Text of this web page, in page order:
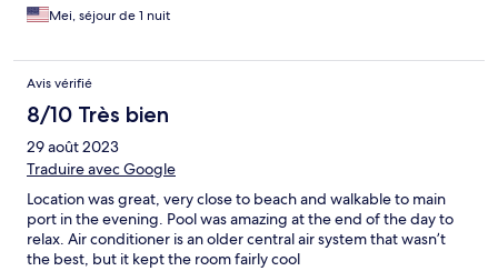
Mei, séjour de 1 nuit
Avis vérifié
8/10 Très bien
29 août 2023
Traduire avec Google
Location was great, very close to beach and walkable to main
port in the evening. Pool was amazing at the end of the day to
relax. Air conditioner is an older central air system that wasn’t
the best, but it kept the room fairly cool